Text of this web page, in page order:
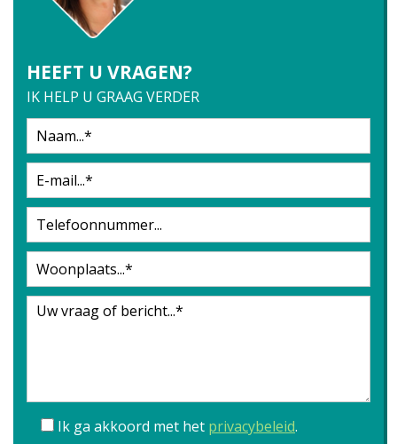
HEEFT U VRAGEN?
IK HELP U GRAAG VERDER
Ik ga akkoord met het privacybeleid.